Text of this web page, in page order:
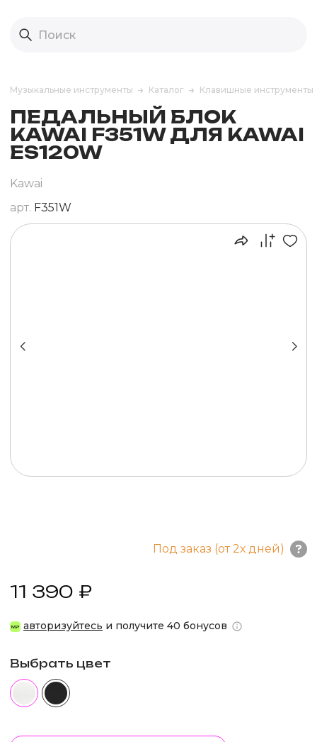
Музыкальные инструменты Каталог Клавишные инструменты
ПЕДАЛЬНЫЙ БЛОК
KAWAI F351W ДЛЯ KAWAI
ES120W
Kawai
арт. F351W
Под заказ (от 2х дней)
11 390 ₽
авторизуйтесь и получите 40 бонусов
Выбрать цвет